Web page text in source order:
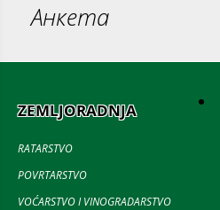
Анкета
ZEMLJORADNJA
RATARSTVO
POVRTARSTVO
VOĆARSTVO I VINOGRADARSTVO